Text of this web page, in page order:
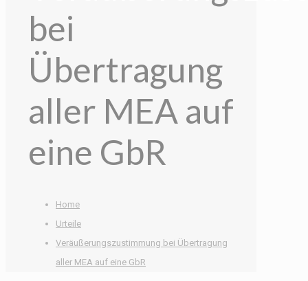
bei
Übertragung
aller MEA auf
eine GbR
Home
Urteile
Veräußerungszustimmung bei Übertragung
aller MEA auf eine GbR